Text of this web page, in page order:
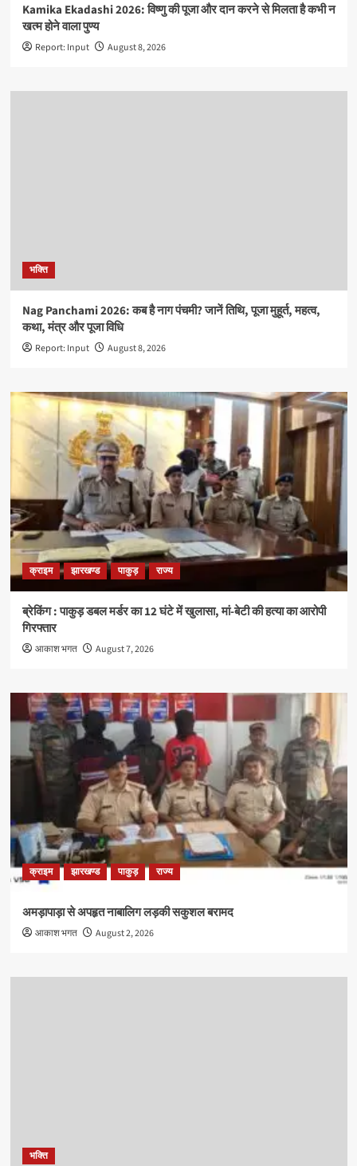
Kamika Ekadashi 2026: विष्णु की पूजा और दान करने से मिलता है कभी न
खत्म होने वाला पुण्य
Report: Input August 8, 2026
भक्ति
Nag Panchami 2026: कब है नाग पंचमी? जानें तिथि, पूजा मुहूर्त, महत्व,
कथा, मंत्र और पूजा विधि
Report: Input August 8, 2026
क्राइम झारखण्ड पाकुड़ राज्य
ब्रेकिंग : पाकुड़ डबल मर्डर का 12 घंटे में खुलासा, मां-बेटी की हत्या का आरोपी
गिरफ्तार
आकाश भगत August 7, 2026
क्राइम झारखण्ड पाकुड़ राज्य
अमड़ापाड़ा से अपहृत नाबालिग लड़की सकुशल बरामद
आकाश भगत August 2, 2026
भक्ति